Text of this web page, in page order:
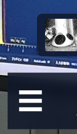
☰
ー